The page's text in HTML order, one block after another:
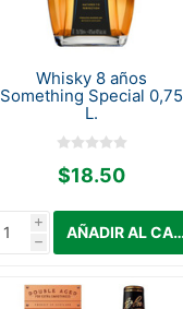
Whisky 8 años
Something Special 0,75
L.
$18.50
i
h